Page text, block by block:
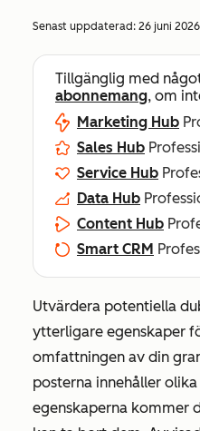
Senast uppdaterad: 26 juni 2026
Tillgänglig med
abonnemang, om
Marketing Hub
Sales Hub
Service Hub
Data Hub
Content Hub
Smart CRM
Utvärdera potentiella
ytterligare egenskaper
omfattningen av din
posterna innehåller
egenskaperna kommer